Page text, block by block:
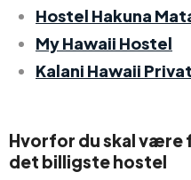
Hostel Hakuna
My Hawaii Hostel
Kalani Hawaii
Hvorfor du skal
det billigste hostel